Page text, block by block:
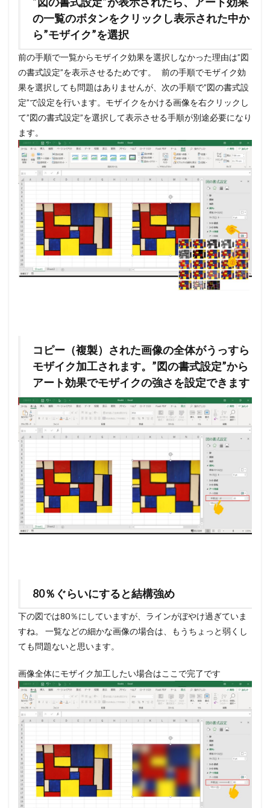
の一覧のボタンをクリックし表示された中か
ら”モザイク”を選択
前の手順で一覧からモザイク効果を選択しなかった理由は”図
の書式設定”を表示させるためです。 前の手順でモザイク効
果を選択しても問題はありませんが、次の手順で”図の書式設
定”で設定を行います。モザイクをかける画像を右クリックし
て”図の書式設定”を選択して表示させる手順が別途必要になり
ます。
コピー（複製）された画像の全体がうっすら
モザイク加工されます。”図の書式設定”から
アート効果でモザイクの強さを設定できます
80％ぐらいにすると結構強め
下の図では80％にしていますが、ラインがぼやけ過ぎていま
すね。 一覧などの細かな画像の場合は、もうちょっと弱くし
ても問題ないと思います。
画像全体にモザイク加工したい場合はここで完了です